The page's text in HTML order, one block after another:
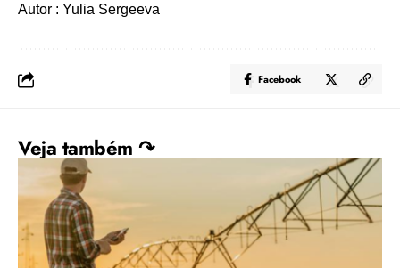
Autor : Yulia Sergeeva
Facebook
Veja também ↷